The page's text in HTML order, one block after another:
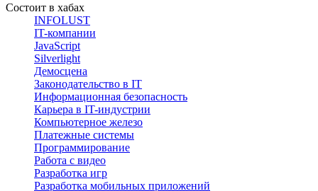
Состоит в хабах
INFOLUST
IT-компании
JavaScript
Silverlight
Демосцена
Законодательство в IT
Информационная безопасность
Карьера в IT-индустрии
Компьютерное железо
Платежные системы
Программирование
Работа с видео
Разработка игр
Разработка мобильных приложений